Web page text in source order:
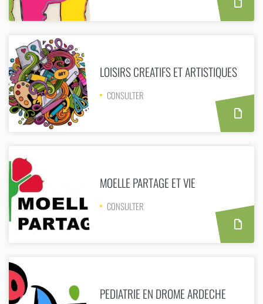
LOISIRS CREATIFS ET ARTISTIQUES
CONSULTER
MOELLE PARTAGE ET VIE
CONSULTER
PEDIATRIE EN DROME ARDECHE